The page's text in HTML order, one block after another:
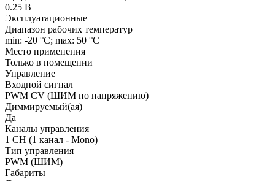
0.25 В
Эксплуатационные
Диапазон рабочих температур
min: -20 °C; max: 50 °C
Место применения
Только в помещении
Управление
Входной сигнал
PWM СV (ШИМ по напряжению)
Диммируемый(ая)
Да
Каналы управления
1 CH (1 канал - Mono)
Тип управления
PWM (ШИМ)
Габариты